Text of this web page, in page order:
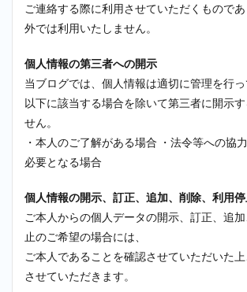
ご連絡する際に利用させていただくもので
外では利用いたしません。
個人情報の第三者への開示
当ブログでは、個人情報は適切に管理を行っ
以下に該当する場合を除いて第三者に開示
せん。
・本人のご了解がある場合 ・法令等への協
必要となる場合
個人情報の開示、訂正、追加、削除、利用停
ご本人からの個人データの開示、訂正、追
止のご希望の場合には、
ご本人であることを確認させていただいた
させていただきます。